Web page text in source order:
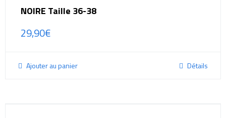
NOIRE Taille 36-38
29,90€
Ajouter au panier Détails